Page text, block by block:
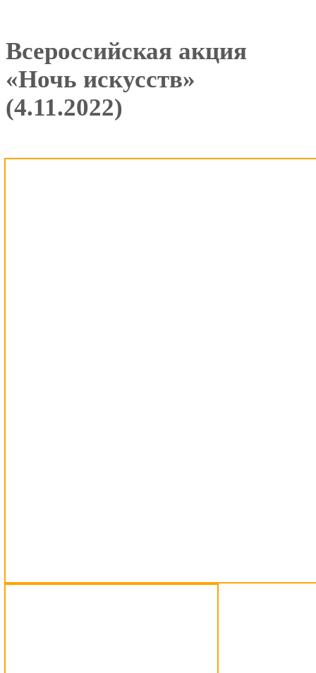
Всероссийская акция
«Ночь искусств»
(4.11.2022)